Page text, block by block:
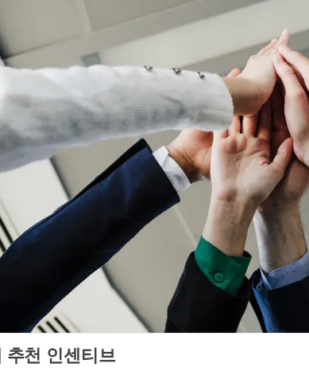
추천 인센티브